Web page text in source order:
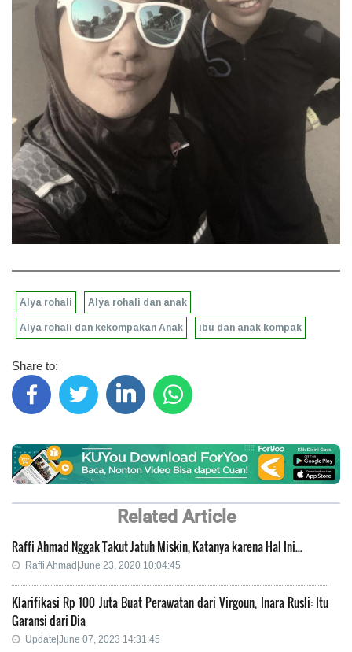
Alya rohali Alya rohali dan anak
Alya rohali dan kekompakan Anak ibu dan anak kompak
Share to:
Related Article
Raffi Ahmad Nggak Takut Jatuh Miskin, Katanya karena Hal Ini...
Raffi Ahmad|June 23, 2020 10:04:45
Klarifikasi Rp 100 Juta Buat Perawatan dari Virgoun, Inara Rusli: Itu
Garansi dari Dia
Update|June 07, 2023 14:31:45